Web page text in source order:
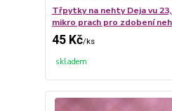
Třpytky na nehty Deja vu
mikro prach pro zdobení
45 Kč/ks
skladem